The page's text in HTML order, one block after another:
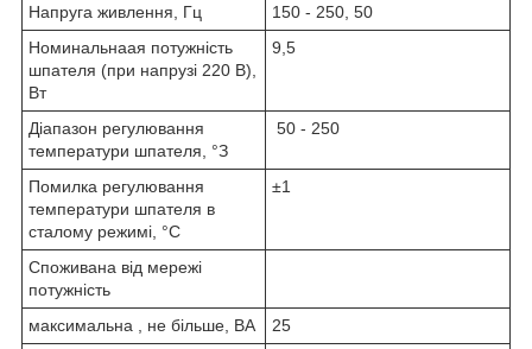
Напруга живлення, Гц
150 - 250, 50
Номинальнаая потужність
шпателя (при напрузі 220 В),
Вт
9,5
Діапазон регулювання
температури шпателя, °З
50 - 250
Помилка регулювання
температури шпателя в
сталому режимі, °С
±1
Споживана від мережі
потужність
максимальна , не більше, ВА
25